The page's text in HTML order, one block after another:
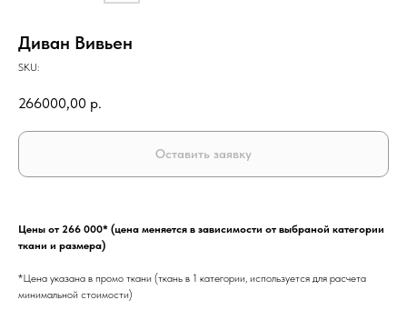
Диван Вивьен
SKU:
266000,00 р.
Оставить заявку
Цены от 266 000* (цена меняется в зависимости от выбраной категории
ткани и размера)
*Цена указана в промо ткани (ткань в 1 категории, используется для расчета
минимальной стоимости)